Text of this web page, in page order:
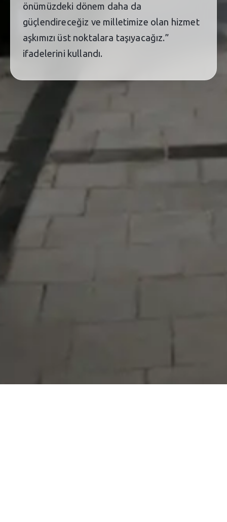
önümüzdeki dönem daha da
güçlendireceğiz ve milletimize olan hizmet
aşkımızı üst noktalara taşıyacağız.”
ifadelerini kullandı.